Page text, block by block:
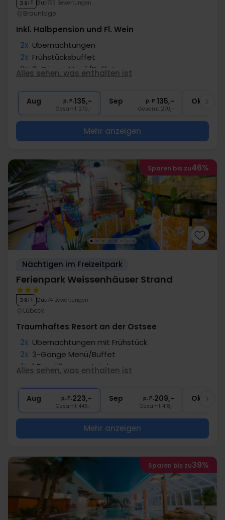
3.9/ 5 Gut 733 Bewertungen
Braunlage
Inkl. Halbpension und Fl. Wein
2x Übernachtungen
2x Frühstücksbuffet
2x 3-Gänge Menü/Buffet
∞ Gratis Internet und Parken
Alles sehen, was enthalten ist
Aug p. P.135,-
Gesamt 270,-
Sep p. P.135,-
Gesamt 270,-
Okt
Mehr anzeigen
Sparen bis zu46%
Nächtigen im Freizeitpark
Ferienpark Weissenhäuser Strand
3.9/ 5 Gut 74 Bewertungen
Lübeck
Traumhaftes Resort an der Ostsee
2x Übernachtungen mit Frühstück
2x 3-Gänge Menü/Buffet
1x 1 Begrüßungsgetränk
∞ Eintritt in Subtropischen Badeparadies
Alles sehen, was enthalten ist
Aug p. P.223,-
Gesamt 446,-
Sep p. P.209,-
Gesamt 418,-
Okt
Mehr anzeigen
Sparen bis zu39%